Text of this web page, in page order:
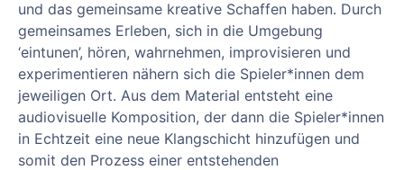
und das gemeinsame kreative Schaffen haben. Durch
gemeinsames Erleben, sich in die Umgebung
‘eintunen’, hören, wahrnehmen, improvisieren und
experimentieren nähern sich die Spieler*innen dem
jeweiligen Ort. Aus dem Material entsteht eine
audiovisuelle Komposition, der dann die Spieler*innen
in Echtzeit eine neue Klangschicht hinzufügen und
somit den Prozess einer entstehenden